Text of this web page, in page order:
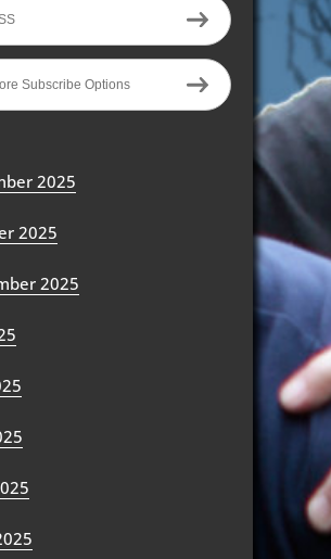
Subscribe Options
2025
2025
2025